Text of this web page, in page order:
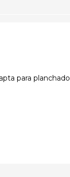
para planchado